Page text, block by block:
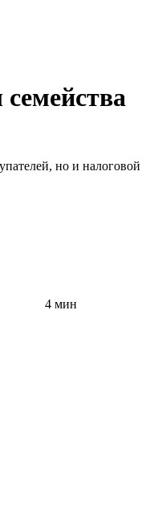
но и налоговой
4 мин